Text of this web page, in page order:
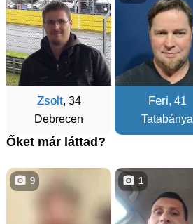
Zsolt, 34
Debrecen
Feri, 41
Tatabánya
Őket már láttad?
9 1